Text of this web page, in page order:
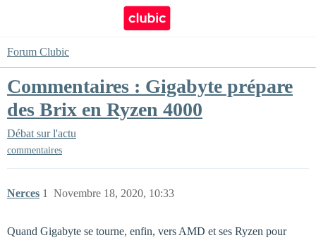
Forum Clubic
Commentaires : Gigabyte prépare
des Brix en Ryzen 4000
Débat sur l'actu
commentaires
Nerces Novembre 18, 2020, 10:33
1
Quand Gigabyte se tourne, enfin, vers AMD et ses Ryzen pour